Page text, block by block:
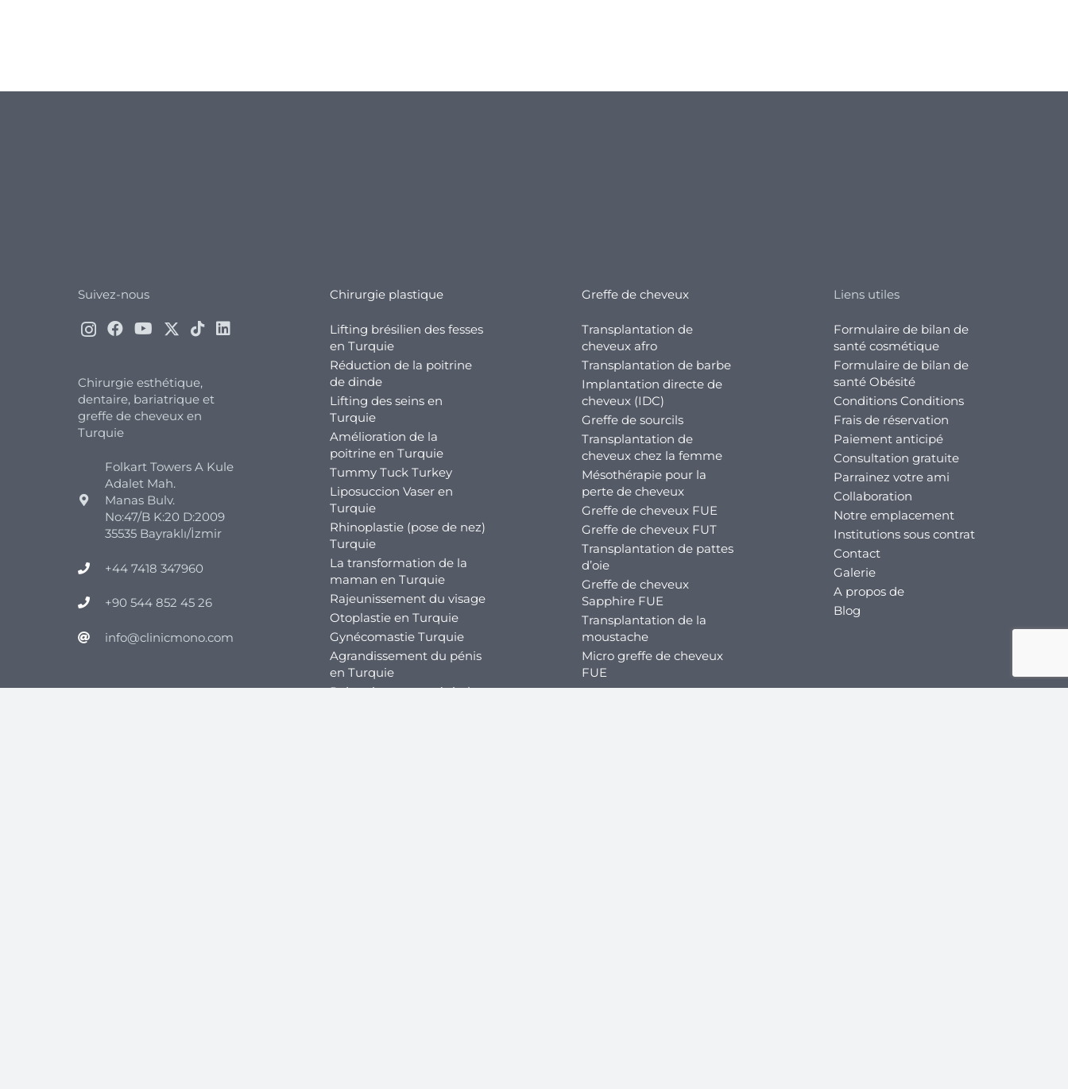
Suivez-nous
Chirurgie esthétique,
dentaire, bariatrique et
greffe de cheveux en
Turquie
Folkart Towers A Kule
Adalet Mah.
Manas Bulv.
No:47/B K:20 D:2009
35535 Bayraklı/İzmir
+44 7418 347960
+90 544 852 45 26
info@clinicmono.com
Chirurgie plastique
Lifting brésilien des fesses
en Turquie
Réduction de la poitrine
de dinde
Lifting des seins en
Turquie
Amélioration de la
poitrine en Turquie
Tummy Tuck Turkey
Liposuccion Vaser en
Turquie
Rhinoplastie (pose de nez)
Turquie
La transformation de la
maman en Turquie
Rajeunissement du visage
Otoplastie en Turquie
Gynécomastie Turquie
Agrandissement du pénis
en Turquie
Rajeunissement génital
Greffe de cheveux
Transplantation de
cheveux afro
Transplantation de barbe
Implantation directe de
cheveux (IDC)
Greffe de sourcils
Transplantation de
cheveux chez la femme
Mésothérapie pour la
perte de cheveux
Greffe de cheveux FUE
Greffe de cheveux FUT
Transplantation de pattes
d’oie
Greffe de cheveux
Sapphire FUE
Transplantation de la
moustache
Micro greffe de cheveux
FUE
Liens utiles
Formulaire de bilan de
santé cosmétique
Formulaire de bilan de
santé Obésité
Conditions Conditions
Frais de réservation
Paiement anticipé
Consultation gratuite
Parrainez votre ami
Collaboration
Notre emplacement
Institutions sous contrat
Contact
Galerie
A propos de
Blog